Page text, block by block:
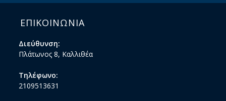
ΕΠΙΚΟΙΝΩΝΙΑ
Διεύθυνση:
Πλάτωνος 8, Καλλιθέα
Τηλέφωνο:
2109513631